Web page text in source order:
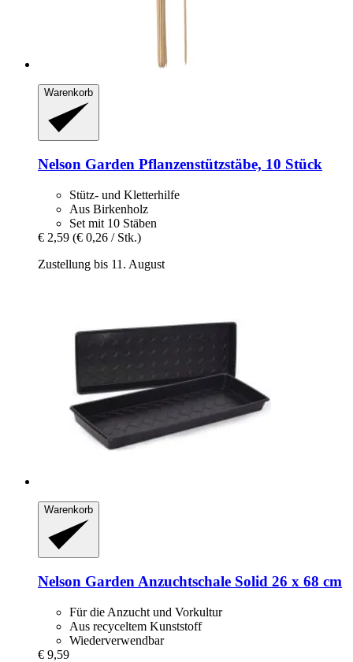
Warenkorb
Nelson Garden Pflanzenstützstäbe, 10 Stück
Stütz- und Kletterhilfe
Aus Birkenholz
Set mit 10 Stäben
€ 2,59 (€ 0,26 / Stk.)
Zustellung bis 11. August
Warenkorb
Nelson Garden Anzuchtschale Solid 26 x 68 cm
Für die Anzucht und Vorkultur
Aus recyceltem Kunststoff
Wiederverwendbar
€ 9,59